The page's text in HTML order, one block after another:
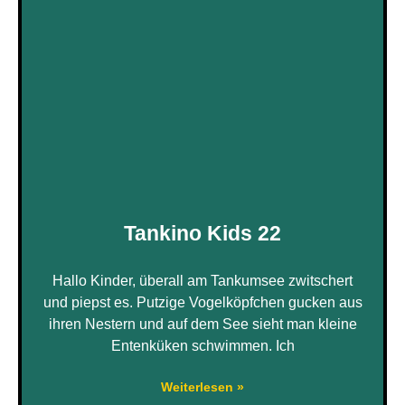
Tankino Kids 22
Hallo Kinder, überall am Tankumsee zwitschert
und piepst es. Putzige Vogelköpfchen gucken aus
ihren Nestern und auf dem See sieht man kleine
Entenküken schwimmen. Ich
Weiterlesen »